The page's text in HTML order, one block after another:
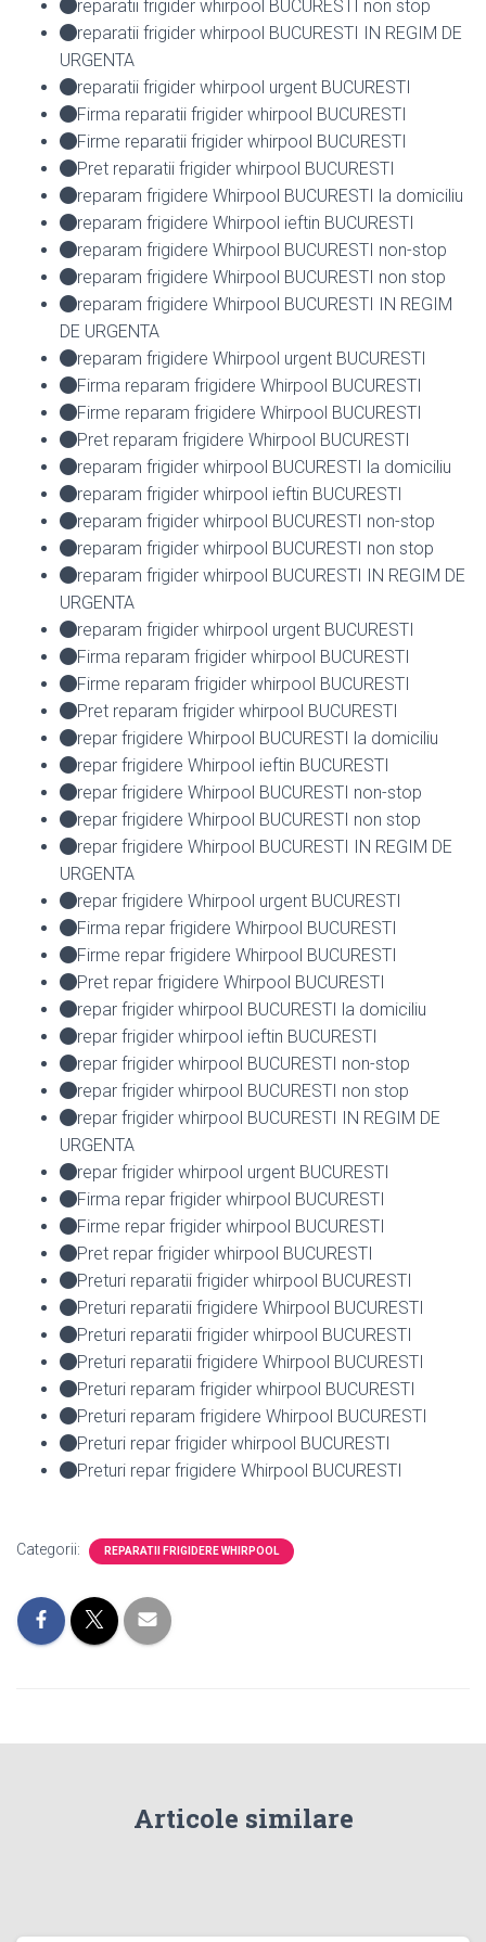
reparatii frigider whirpool BUCURESTI non stop
reparatii frigider whirpool BUCURESTI IN REGIM DE
URGENTA
reparatii frigider whirpool urgent BUCURESTI
Firma reparatii frigider whirpool BUCURESTI
Firme reparatii frigider whirpool BUCURESTI
Pret reparatii frigider whirpool BUCURESTI
reparam frigidere Whirpool BUCURESTI la domiciliu
reparam frigidere Whirpool ieftin BUCURESTI
reparam frigidere Whirpool BUCURESTI non-stop
reparam frigidere Whirpool BUCURESTI non stop
reparam frigidere Whirpool BUCURESTI IN REGIM
DE URGENTA
reparam frigidere Whirpool urgent BUCURESTI
Firma reparam frigidere Whirpool BUCURESTI
Firme reparam frigidere Whirpool BUCURESTI
Pret reparam frigidere Whirpool BUCURESTI
reparam frigider whirpool BUCURESTI la domiciliu
reparam frigider whirpool ieftin BUCURESTI
reparam frigider whirpool BUCURESTI non-stop
reparam frigider whirpool BUCURESTI non stop
reparam frigider whirpool BUCURESTI IN REGIM DE
URGENTA
reparam frigider whirpool urgent BUCURESTI
Firma reparam frigider whirpool BUCURESTI
Firme reparam frigider whirpool BUCURESTI
Pret reparam frigider whirpool BUCURESTI
repar frigidere Whirpool BUCURESTI la domiciliu
repar frigidere Whirpool ieftin BUCURESTI
repar frigidere Whirpool BUCURESTI non-stop
repar frigidere Whirpool BUCURESTI non stop
repar frigidere Whirpool BUCURESTI IN REGIM DE
URGENTA
repar frigidere Whirpool urgent BUCURESTI
Firma repar frigidere Whirpool BUCURESTI
Firme repar frigidere Whirpool BUCURESTI
Pret repar frigidere Whirpool BUCURESTI
repar frigider whirpool BUCURESTI la domiciliu
repar frigider whirpool ieftin BUCURESTI
repar frigider whirpool BUCURESTI non-stop
repar frigider whirpool BUCURESTI non stop
repar frigider whirpool BUCURESTI IN REGIM DE
URGENTA
repar frigider whirpool urgent BUCURESTI
Firma repar frigider whirpool BUCURESTI
Firme repar frigider whirpool BUCURESTI
Pret repar frigider whirpool BUCURESTI
Preturi reparatii frigider whirpool BUCURESTI
Preturi reparatii frigidere Whirpool BUCURESTI
Preturi reparatii frigider whirpool BUCURESTI
Preturi reparatii frigidere Whirpool BUCURESTI
Preturi reparam frigider whirpool BUCURESTI
Preturi reparam frigidere Whirpool BUCURESTI
Preturi repar frigider whirpool BUCURESTI
Preturi repar frigidere Whirpool BUCURESTI
Categorii: REPARATII FRIGIDERE WHIRPOOL
Articole similare